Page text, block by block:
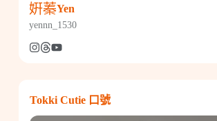
姸蓁Yen
yennn_1530
Tokki Cutie 口號